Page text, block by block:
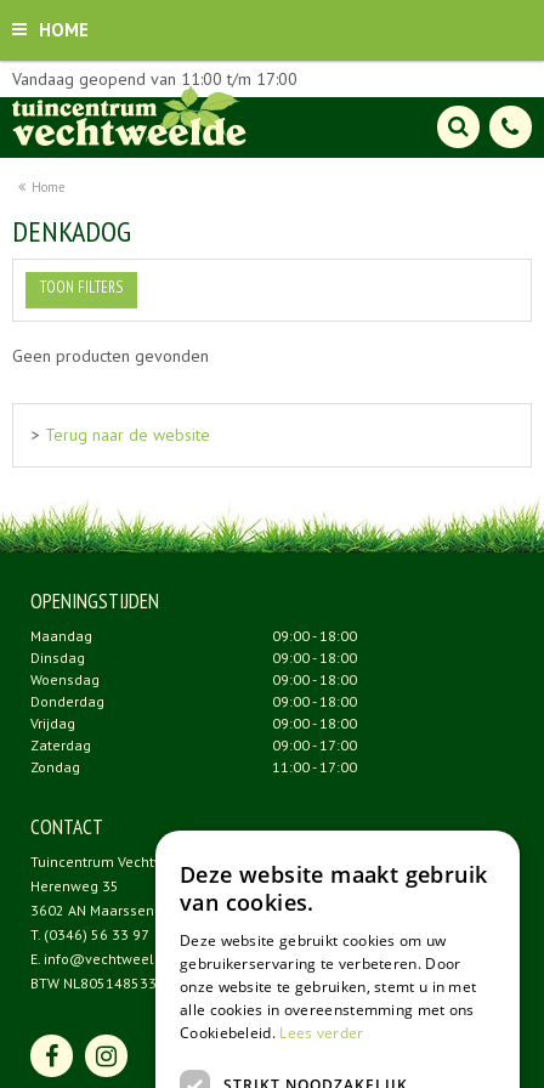
HOME
Home
Vandaag geopend van 11:00 t/m 17:00
DENKADOG
TOON FILTERS
Geen producten gevonden
> Terug naar de website
OPENINGSTIJDEN
Maandag
09:00 - 18:00
Dinsdag
09:00 - 18:00
Woensdag
09:00 - 18:00
Donderdag
09:00 - 18:00
Vrijdag
09:00 - 18:00
Zaterdag
09:00 - 17:00
Zondag
11:00 - 17:00
CONTACT
Tuincentrum Vechtweelde
Herenweg 35
3602 AN Maarssen
T. (0346) 56 33 97
E. info@vechtweelde.nl
BTW NL805148533B01
Deze website maakt gebruik
van cookies.
Deze website gebruikt cookies om uw
gebruikerservaring te verbeteren. Door
onze website te gebruiken, stemt u in met
alle cookies in overeenstemming met ons
Cookiebeleid. Lees verder